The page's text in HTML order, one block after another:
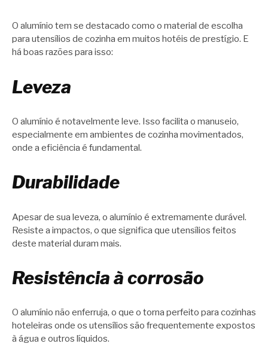
O alumínio tem se destacado como o material de escolha
para utensílios de cozinha em muitos hotéis de prestígio. E
há boas razões para isso:
Leveza
O alumínio é notavelmente leve. Isso facilita o manuseio,
especialmente em ambientes de cozinha movimentados,
onde a eficiência é fundamental.
Durabilidade
Apesar de sua leveza, o alumínio é extremamente durável.
Resiste a impactos, o que significa que utensílios feitos
deste material duram mais.
Resistência à corrosão
O alumínio não enferruja, o que o torna perfeito para cozinhas
hoteleiras onde os utensílios são frequentemente expostos
à água e outros líquidos.